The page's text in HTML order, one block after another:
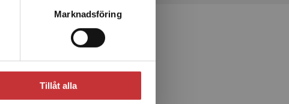
Marknadsföring
Tillåt alla